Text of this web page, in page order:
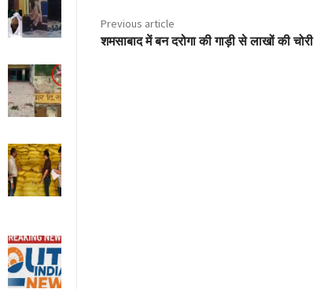
Previous article
शमसाबाद में बन दरोगा की गाड़ी से लाखों की चोरी